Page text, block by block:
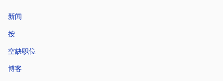
新闻
按
空缺职位
博客